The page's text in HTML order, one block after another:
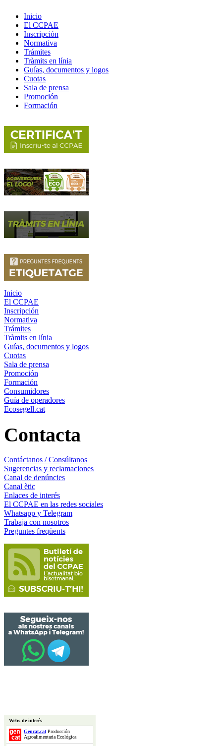
Inicio
El CCPAE
Inscripción
Normativa
Trámites
Tràmits en línia
Guías, documentos y logos
Cuotas
Sala de prensa
Promoción
Formación
Inicio
El CCPAE
Inscripción
Normativa
Trámites
Tràmits en línia
Guías, documentos y logos
Cuotas
Sala de prensa
Promoción
Formación
Consumidores
Guía de operadores
Ecosegell.cat
Contacta
Contáctanos / Consúltanos
Sugerencias y reclamaciones
Canal de denúncies
Canal ètic
Enlaces de interés
El CCPAE en las redes sociales
Whatsapp y Telegram
Trabaja con nosotros
Preguntes freqüents
Webs de interés
Gencat.catProducción
Agroalimentaria Ecológica